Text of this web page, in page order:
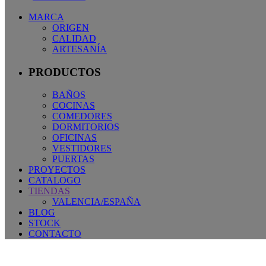
MARCA
ORIGEN
CALIDAD
ARTESANÍA
PRODUCTOS
BAÑOS
COCINAS
COMEDORES
DORMITORIOS
OFICINAS
VESTIDORES
PUERTAS
PROYECTOS
CATALOGO
TIENDAS
VALENCIA/ESPAÑA
BLOG
STOCK
CONTACTO